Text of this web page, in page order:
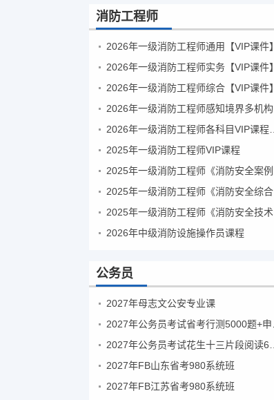
消防工程师
2026年一级消防工程师通用【VIP课件】
2026年一级消防工程师实务【VIP课件】
2026年一级消防工程师综合【VIP课件】
2025年一级消防工程师VIP课程
2026年中级消防设施操作员课程
公务员
2027年母志文公安专业课
2027年FB山东省考980系统班
2027年FB江苏省考980系统班